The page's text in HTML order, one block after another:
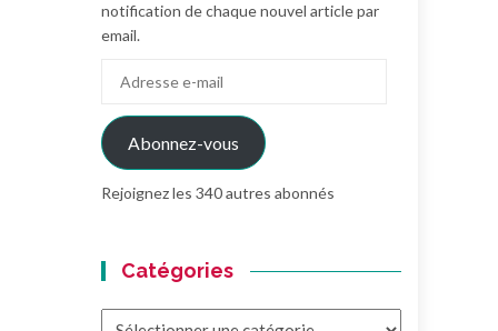
notification de chaque nouvel article par
email.
mail
Abonnez-vous
Rejoignez les 340 autres abonnés
Catégories